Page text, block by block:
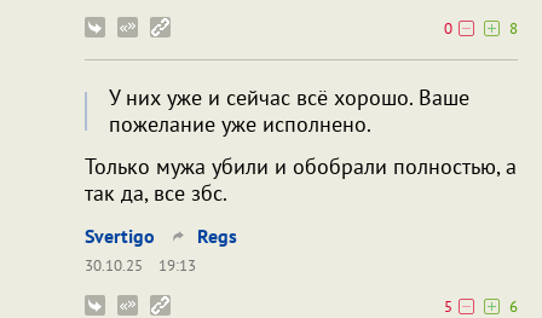
0
8
У них уже и сейчас всё хорошо. Ваше
пожелание уже исполнено.
Только мужа убили и обобрали полностью, а
так да, все збс.
Svertigo Regs
30.10.25
19:13
5
6